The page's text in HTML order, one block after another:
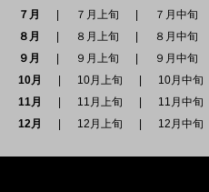
７月
７月上旬 ７月中旬
８月
８月上旬 ８月中旬
９月
９月上旬 ９月中旬
10月
10月上旬 10月中旬
11月
11月上旬 11月中旬
12月
12月上旬 12月中旬